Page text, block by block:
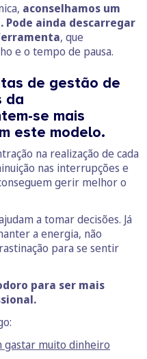
aconselhamos um
ainda descarregar
, que
e o tempo de pausa.
de gestão de
da
se mais
este modelo.
na realização de cada
nas interrupções e
gerir melhor o
a tomar decisões. Já
a energia, não
para se sentir
para ser mais
gastar muito dinheiro